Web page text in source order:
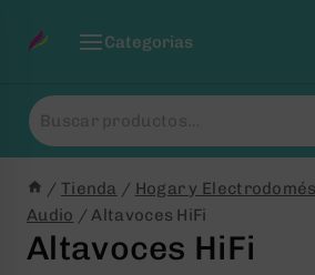
Categorias
Buscar
por:
/ Tienda / Hogar y
Audio / Altavoces HiFi
Altavoces HiFi